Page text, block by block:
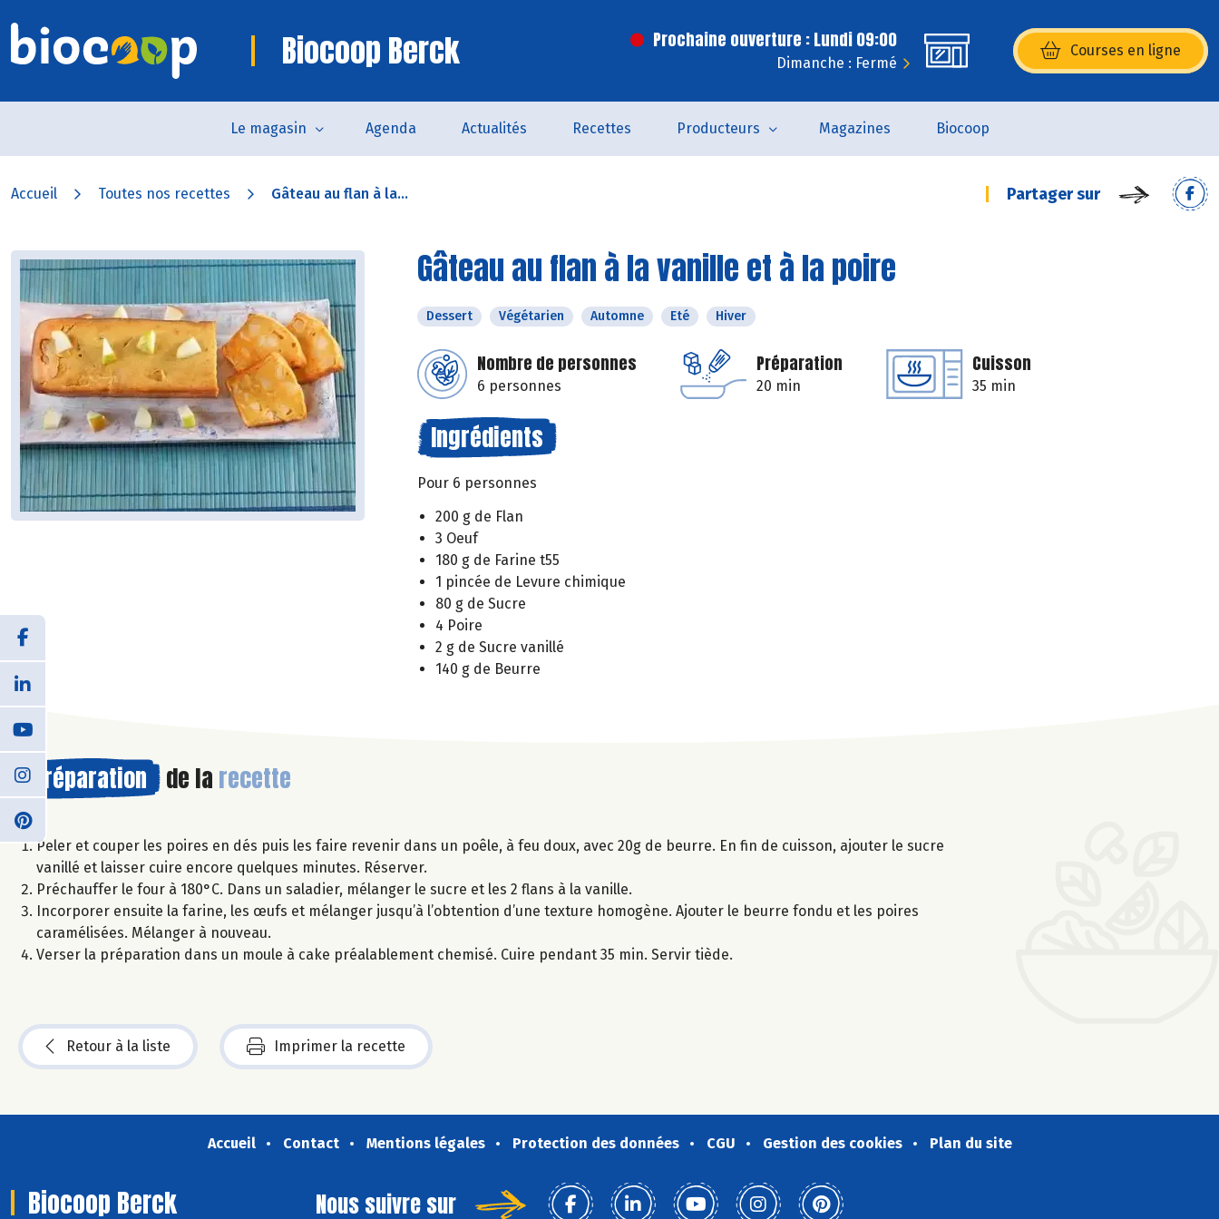
Biocoop Berck Prochaine ouverture : Lundi 09:00
Dimanche : Fermé
Courses en ligne
(s’ouvre dans une nouvelle
Le magasin Agenda Actualités Recettes Producteurs Magazines Biocoop
Accueil Toutes nos recettes Gâteau au flan à la... Partager sur
Gâteau au flan à la vanille et à la poire
Dessert Végétarien Automne Eté Hiver
Nombre de personnes
6 personnes
Préparation
20 min
Cuisson
35 min
Ingrédients
Pour 6 personnes
200 g de Flan
3 Oeuf
180 g de Farine t55
1 pincée de Levure chimique
80 g de Sucre
4 Poire
2 g de Sucre vanillé
140 g de Beurre
Préparation de la recette
Peler et couper les poires en dés puis les faire revenir dans un poêle, à feu doux, avec 20g de beurre. En fin de cuisson, ajouter le sucre
vanillé et laisser cuire encore quelques minutes. Réserver.
Préchauffer le four à 180°C. Dans un saladier, mélanger le sucre et les 2 flans à la vanille.
Incorporer ensuite la farine, les œufs et mélanger jusqu’à l’obtention d’une texture homogène. Ajouter le beurre fondu et les poires
caramélisées. Mélanger à nouveau.
Verser la préparation dans un moule à cake préalablement chemisé. Cuire pendant 35 min. Servir tiède.
Retour à la liste Imprimer la recette
Accueil Contact Mentions légales Protection des données CGU Gestion des cookies Plan du site
Biocoop Berck Nous suivre sur